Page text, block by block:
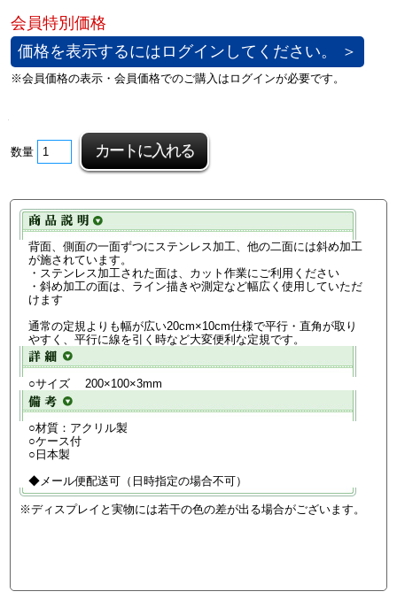
価格を表示するにはログインしてください。 ＞
数量
背面、側面の一面ずつにステンレス加工、他の二面には斜め加工
が施されています。
・ステンレス加工された面は、カット作業にご利用ください
・斜め加工の面は、ライン描きや測定など幅広く使用していただ
けます
通常の定規よりも幅が広い20cm×10cm仕様で平行・直角が取り
やすく、平行に線を引く時など大変便利な定規です。
○サイズ 200×100×3mm
○材質：アクリル製
○ケース付
○日本製
◆メール便配送可（日時指定の場合不可）
※ディスプレイと実物には若干の色の差が出る場合がございます。